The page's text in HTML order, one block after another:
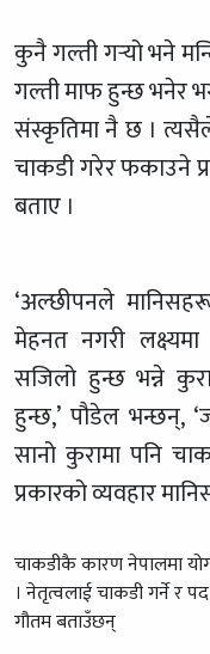
कुनै गल्ती गर्‍यो भने
गल्ती माफ हुन्छ भनेर
संस्कृतिमा नै छ ।
चाकडी गरेर फकाउने
बताए ।
‘अल्छीपनले
मेहनत नगरी
सजिलो हुन्छ भन्ने
हुन्छ,’ पौडेल भन्छन्,
सानो कुरामा पनि
प्रकारको व्यवहार
चाकडीकै कारण नेपालमा
। नेतृत्वलाई चाकडी गर्ने र
गौतम बताउँछन्